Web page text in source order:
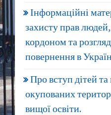
Інформаційні
захисту прав
кордоном та
повернення в
Про вступ дітей
окупованих
вищої освіти.